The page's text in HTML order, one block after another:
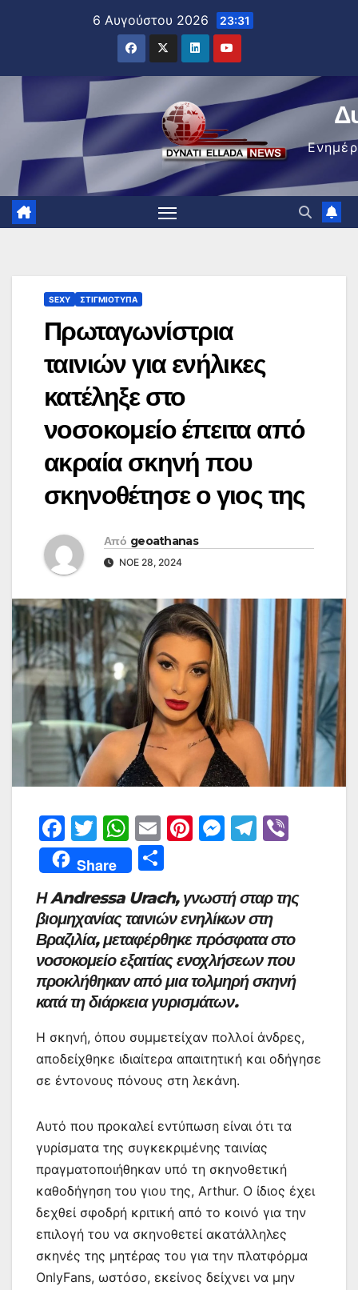
6 Αυγούστου 2026 23:31
SEXY ΣΤΙΓΜΙΌΤΥΠΑ
Πρωταγωνίστρια
ταινιών για ενήλικες
κατέληξε στο
νοσοκομείο έπειτα από
ακραία σκηνή που
σκηνοθέτησε ο γιος της
Από geoathanas
ΝΟΈ 28, 2024
F
a
c
e
b
o
o
k
T
w
itt
er
W
h
at
s
A
p
p
E
m
ai
l
Pi
e
st
M
s
e
n
g
er
T
gr
a
m
Share
οι
ρ
α
σ
τε
ίτ
ε
Η Andressa Urach, γνωστή σταρ της
βιομηχανίας ταινιών ενηλίκων στη
Βραζιλία, μεταφέρθηκε πρόσφατα στο
νοσοκομείο εξαιτίας ενοχλήσεων που
προκλήθηκαν από μια τολμηρή σκηνή
κατά τη διάρκεια γυρισμάτων.
Η σκηνή, όπου συμμετείχαν πολλοί άνδρες,
αποδείχθηκε ιδιαίτερα απαιτητική και οδήγησε
σε έντονους πόνους στη λεκάνη.
Αυτό που προκαλεί εντύπωση είναι ότι τα
γυρίσματα της συγκεκριμένης ταινίας
πραγματοποιήθηκαν υπό τη σκηνοθετική
καθοδήγηση του γιου της, Arthur. Ο ίδιος έχει
δεχθεί σφοδρή κριτική από το κοινό για την
επιλογή του να σκηνοθετεί ακατάλληλες
σκηνές της μητέρας του για την πλατφόρμα
OnlyFans, ωστόσο, εκείνος δείχνει να μην